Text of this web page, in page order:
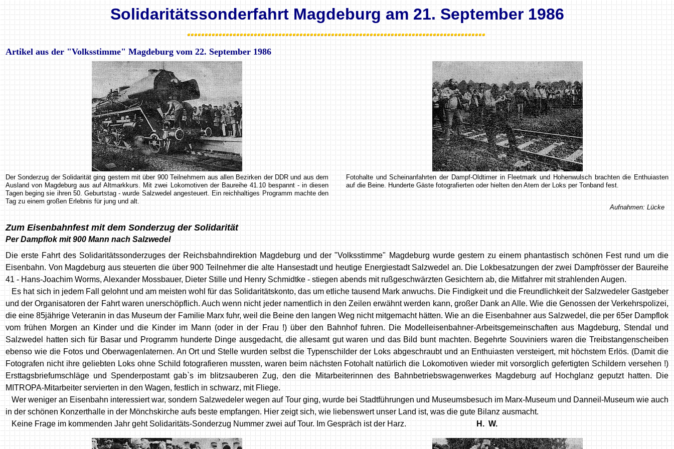
Solidaritätssonderfahrt Magdeburg am 21. September 1986
Artikel aus der "Volksstimme" Magdeburg vom 22. September 1986
Der Sonderzug der Solidarität ging gestern mit über 900 Teilnehmern aus allen Bezirken der DDR und aus dem
Ausland von Magdeburg aus auf Altmarkkurs. Mit zwei Lokomotiven der Baureihe 41.10 bespannt - in diesen
Tagen beging sie ihren 50. Geburtstag - wurde Salzwedel angesteuert. Ein reichhaltiges Programm machte den
Tag zu einem großen Erlebnis für jung und alt.
Fotohalte und Scheinanfahrten der Dampf-Oldtimer in Fleetmark und Hohenwulsch brachten die Enthuiasten
auf die Beine. Hunderte Gäste fotografierten oder hielten den Atem der Loks per Tonband fest.
Aufnahmen: Lücke
Zum Eisenbahnfest mit dem Sonderzug der Solidarität
Per Dampflok mit 900 Mann nach Salzwedel
Die erste Fahrt des Solidaritätssonderzuges der Reichsbahndirektion Magdeburg und der "Volksstimme" Magdeburg wurde gestern zu einem phantastisch schönen Fest rund um die
Eisenbahn. Von Magdeburg aus steuerten die über 900 Teilnehmer die alte Hansestadt und heutige Energiestadt Salzwedel an. Die Lokbesatzungen der zwei Dampfrösser der Baureihe
41 - Hans-Joachim Worms, Alexander Mossbauer, Dieter Stille und Henry Schmidtke - stiegen abends mit rußgeschwärzten Gesichtern ab, die Mitfahrer mit strahlenden Augen.
Es hat sich in jedem Fall gelohnt und am meisten wohl für das Solidaritätskonto, das um etliche tausend Mark anwuchs. Die Findigkeit und die Freundlichkeit der Salzwedeler Gastgeber
und der Organisatoren der Fahrt waren unerschöpflich. Auch wenn nicht jeder namentlich in den Zeilen erwähnt werden kann, großer Dank an Alle. Wie die Genossen der Verkehrspolizei,
die eine 85jährige Veteranin in das Museum der Familie Marx fuhr, weil die Beine den langen Weg nicht mitgemacht hätten. Wie an die Eisenbahner aus Salzwedel, die per 65er Dampflok
vom frühen Morgen an Kinder und die Kinder im Mann (oder in der Frau !) über den Bahnhof fuhren. Die Modelleisenbahner-Arbeitsgemeinschaften aus Magdeburg, Stendal und
Salzwedel hatten sich für Basar und Programm hunderte Dinge ausgedacht, die allesamt gut waren und das Bild bunt machten. Begehrte Souviniers waren die Treibstangenscheiben
ebenso wie die Fotos und Oberwagenlaternen. An Ort und Stelle wurden selbst die Typenschilder der Loks abgeschraubt und an Enthuiasten versteigert, mit höchstem Erlös. (Damit die
Fotografen nicht ihre geliebten Loks ohne Schild fotografieren mussten, waren beim nächsten Fotohalt natürlich die Lokomotiven wieder mit vorsorglich gefertigten Schildern versehen !)
Ersttagsbriefumschläge und Spenderpostamt gab`s im blitzsauberen Zug, den die Mitarbeiterinnen des Bahnbetriebswagenwerkes Magdeburg auf Hochglanz geputzt hatten. Die
MITROPA-Mitarbeiter servierten in den Wagen, festlich in schwarz, mit Fliege.
Wer weniger an Eisenbahn interessiert war, sondern Salzwedeler wegen auf Tour ging, wurde bei Stadtführungen und Museumsbesuch im Marx-Museum und Danneil-Museum wie auch
in der schönen Konzerthalle in der Mönchskirche aufs beste empfangen. Hier zeigt sich, wie liebenswert unser Land ist, was die gute Bilanz ausmacht.
Keine Frage im kommenden Jahr geht Solidaritäts-Sonderzug Nummer zwei auf Tour. Im Gespräch ist der Harz.
H. W.